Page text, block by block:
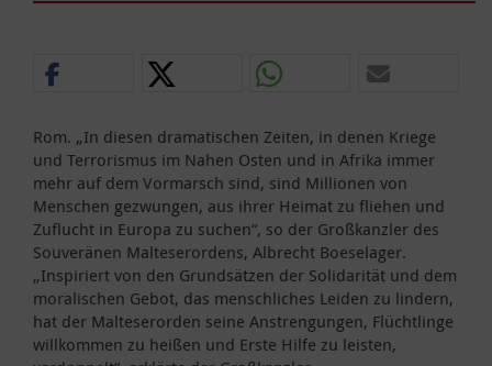
Rom. „In diesen dramatischen Zeiten, in denen Kriege
und Terrorismus im Nahen Osten und in Afrika immer
mehr auf dem Vormarsch sind, sind Millionen von
Menschen gezwungen, aus ihrer Heimat zu fliehen und
Zuflucht in Europa zu suchen“, so der Großkanzler des
Souveränen Malteserordens, Albrecht Boeselager.
„Inspiriert von den Grundsätzen der Solidarität und dem
moralischen Gebot, das menschliches Leiden zu lindern,
hat der Malteserorden seine Anstrengungen, Flüchtlinge
willkommen zu heißen und Erste Hilfe zu leisten,